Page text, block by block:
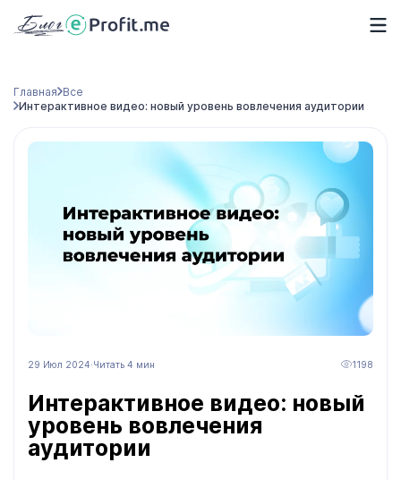
Главная Все
Интерактивное видео: новый уровень вовлечения аудитории
29 Июл 2024·Читать 4 мин 1198
Интерактивное видео: новый
уровень вовлечения
аудитории